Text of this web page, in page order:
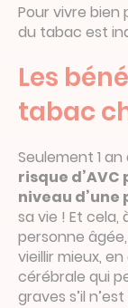
Pour vivre bien
du tabac est
Les
tabac
Seulement 1
risque
niveau d’une
sa vie ! Et cela,
personne
vieillir mieux,
cérébrale qui
graves s’il